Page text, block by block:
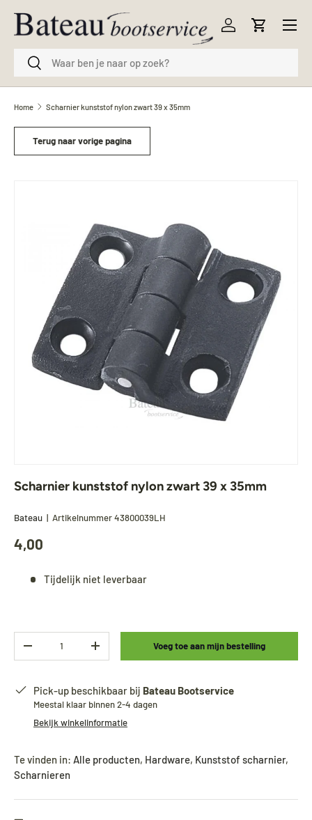
Ga naar inhoud
ZoekenZoeken
Inloggen
Menu
Home Scharnier kunststof nylon zwart 39 x 35mm
Terug naar vorige pagina
Scharnier kunststof nylon zwart 39 x 35mm
Bateau | Artikelnummer43800039LH
4,00
Tijdelijk niet leverbaar
-
+ Voeg toe aan mijn bestelling
Pick-up beschikbaar bij Bateau Bootservice
Meestal klaar binnen 2-4 dagen
Bekijk winkelinformatie
Te vinden in: Alle producten, Hardware, Kunststof scharnier,
Scharnieren